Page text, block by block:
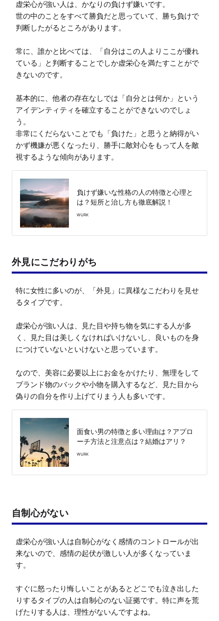
虚栄心が強い人は、かなりの負けず嫌いです。
世の中のことをすべて勝負だと思っていて、勝ち負けで
判断したがるところがあります。
常に、誰かと比べては、「自分はこの人よりここが優れ
ている」と判断することでしか虚栄心を満たすことがで
きないのです。
基本的に、他者の存在なしでは「自分とは何か」という
アイデンティティを確立することができないのでしょ
う。
非常にくだらないことでも「負けた」と思うと納得がい
かず機嫌が悪くなったり、勝手に敵対心をもって人を敵
視するような傾向があります。
負けず嫌いな性格の人の特徴と心理と
は？短所と治し方も徹底解説！
WURK
外見にこだわりがち
特に女性に多いのが、「外見」に異様なこだわりを見せ
るタイプです。
虚栄心が強い人は、見た目や持ち物を気にする人が多
く、見た目は美しくなければいけないし、良いものを身
につけていないといけないと思っています。
なので、美容に必要以上にお金をかけたり、無理をして
ブランド物のバックや小物を購入するなど、見た目から
偽りの自分を作り上げてりまう人も多いです。
面食い男の特徴と多い理由は？アプロ
ーチ方法と注意点は？結婚はアリ？
WURK
自制心がない
虚栄心が強い人は自制心がなく感情のコントロールが出
来ないので、感情の起伏が激しい人が多くなっていま
す。
すぐに怒ったり悔しいことがあるとどこでも泣き出した
りするタイプの人は自制心のない証拠です。特に声を荒
げたりする人は、理性がないんですよね。